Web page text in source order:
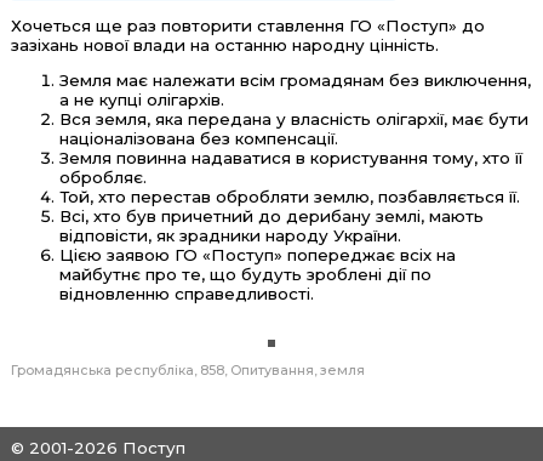
Хочеться ще раз повторити ставлення ГО «Поступ» до
зазіхань нової влади на останню народну цінність.
Земля має належати всім громадянам без виключення,
а не купці олігархів.
Вся земля, яка передана у власність олігархії, має бути
націоналізована без компенсації.
Земля повинна надаватися в користування тому, хто її
обробляє.
Той, хто перестав обробляти землю, позбавляється її.
Всі, хто був причетний до дерибану землі, мають
відповісти, як зрадники народу України.
Цією заявою ГО «Поступ» попереджає всіх на
майбутнє про те, що будуть зроблені дії по
відновленню справедливості.
Громадянська республіка 858 Опитування земля
© 2001-2026 Поступ